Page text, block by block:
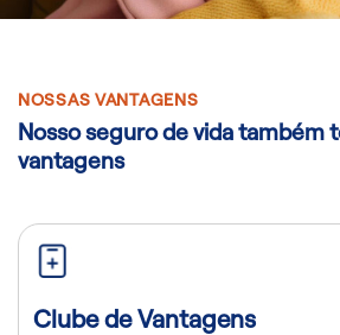
NOSSAS VANTAGENS
Nosso seguro de vida também
vantagens
Clube de Vantagens